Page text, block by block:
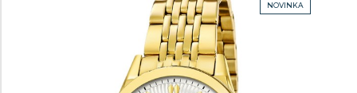
NOVINKA